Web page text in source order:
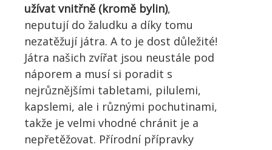
užívat vnitřně (kromě bylin),
neputují do žaludku a díky tomu
nezatěžují játra. A to je dost důležité!
Játra našich zvířat jsou neustále pod
náporem a musí si poradit s
nejrůznějšími tabletami, pilulemi,
kapslemi, ale i různými pochutinami,
takže je velmi vhodné chránit je a
nepřetěžovat. Přírodní přípravky